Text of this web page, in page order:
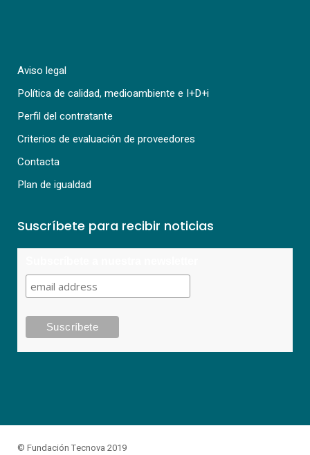
Aviso legal
Política de calidad, medioambiente e I+D+i
Perfil del contratante
Criterios de evaluación de proveedores
Contacta
Plan de igualdad
Suscríbete para recibir noticias
© Fundación Tecnova 2019